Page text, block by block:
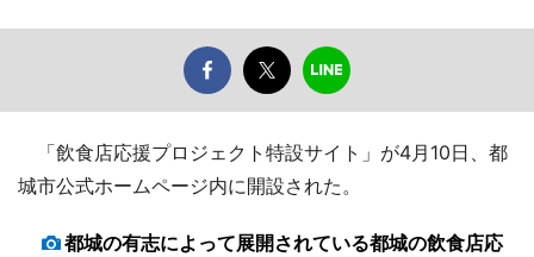
「飲食店応援プロジェクト特設サイト」が4月10日、都
城市公式ホームページ内に開設された。
都城の有志によって展開されている都城の飲食店応